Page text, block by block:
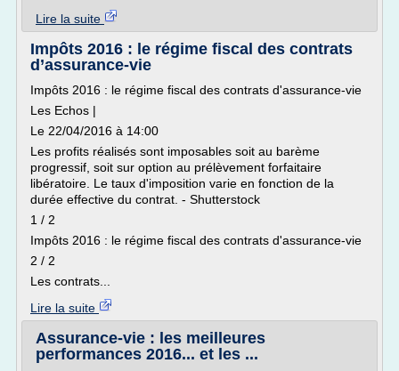
Lire la suite
Impôts 2016 : le régime fiscal des contrats
d’assurance-vie
Impôts 2016 : le régime fiscal des contrats d'assurance-vie
Les Echos |
Le 22/04/2016 à 14:00
Les profits réalisés sont imposables soit au barème
progressif, soit sur option au prélèvement forfaitaire
libératoire. Le taux d'imposition varie en fonction de la
durée effective du contrat. - Shutterstock
1 / 2
Impôts 2016 : le régime fiscal des contrats d'assurance-vie
2 / 2
Les contrats...
Lire la suite
Assurance-vie : les meilleures
performances 2016... et les ...